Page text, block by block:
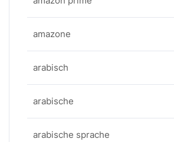
amazone
arabisch
arabische
arabische sprache